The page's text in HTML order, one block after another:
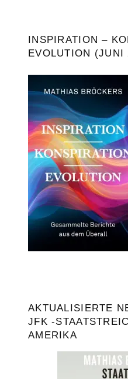
INSPIRATION –
EVOLUTION (JUNI
AKTUALISIERTE
JFK -
AMERIKA